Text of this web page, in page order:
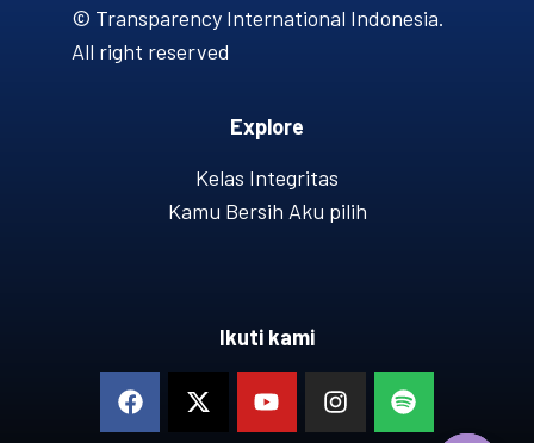
© Transparency International Indonesia.
All right reserved
Explore
Kelas Integritas
Kamu Bersih Aku pilih
Ikuti kami